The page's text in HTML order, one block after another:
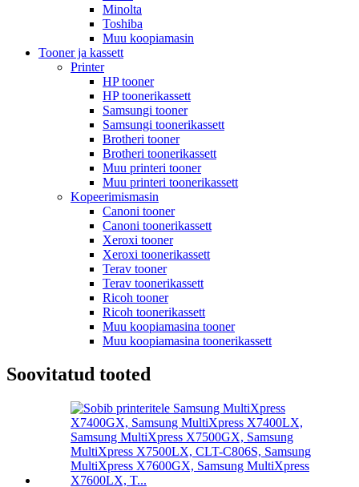
Minolta
Toshiba
Muu koopiamasin
Tooner ja kassett
Printer
HP tooner
HP toonerikassett
Samsungi tooner
Samsungi toonerikassett
Brotheri tooner
Brotheri toonerikassett
Muu printeri tooner
Muu printeri toonerikassett
Kopeerimismasin
Canoni tooner
Canoni toonerikassett
Xeroxi tooner
Xeroxi toonerikassett
Terav tooner
Terav toonerikassett
Ricoh tooner
Ricoh toonerikassett
Muu koopiamasina tooner
Muu koopiamasina toonerikassett
Soovitatud tooted